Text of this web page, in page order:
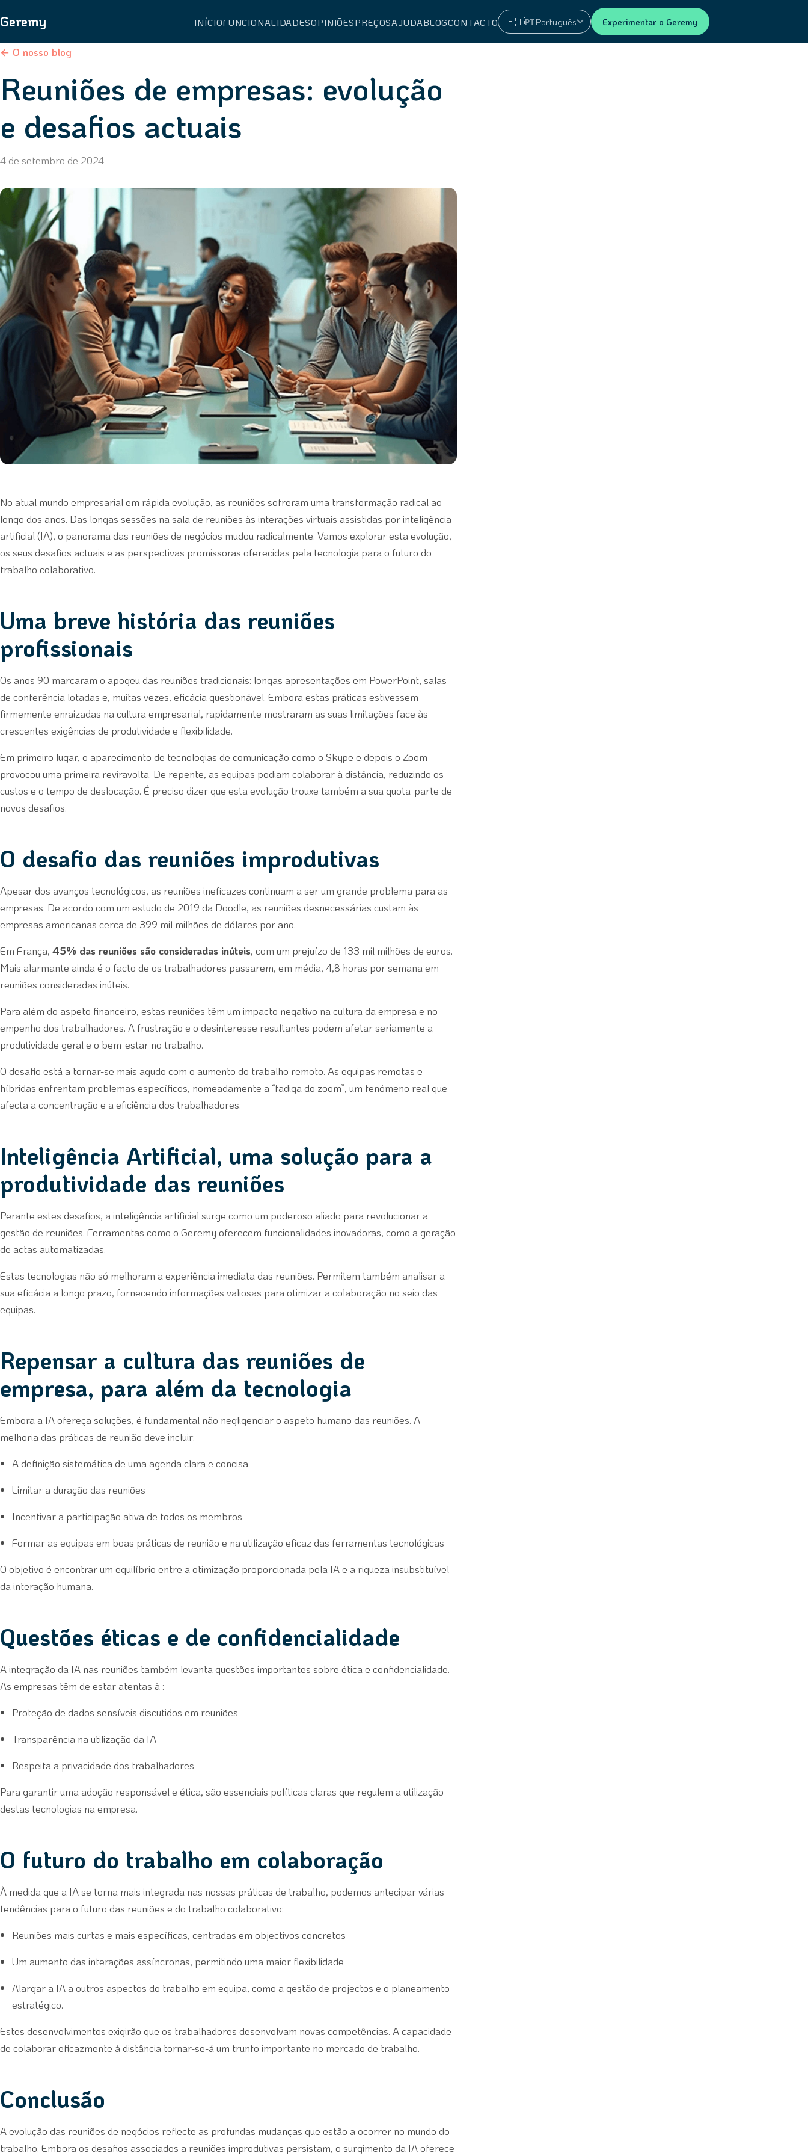
Geremy INÍCIOFUNCIONALIDADESOPINIÕESPREÇOSAJUDABLOGCONTACTO 🇵🇹PTPortuguês Experimentar o Geremy
← O nosso blog
Reuniões de empresas: evolução
e desafios actuais
4 de setembro de 2024
No atual mundo empresarial em rápida evolução, as reuniões sofreram uma transformação radical ao
longo dos anos. Das longas sessões na sala de reuniões às interações virtuais assistidas por inteligência
artificial (IA), o panorama das reuniões de negócios mudou radicalmente. Vamos explorar esta evolução,
os seus desafios actuais e as perspectivas promissoras oferecidas pela tecnologia para o futuro do
trabalho colaborativo.
Uma breve história das reuniões
profissionais
Os anos 90 marcaram o apogeu das reuniões tradicionais: longas apresentações em PowerPoint, salas
de conferência lotadas e, muitas vezes, eficácia questionável. Embora estas práticas estivessem
firmemente enraizadas na cultura empresarial, rapidamente mostraram as suas limitações face às
crescentes exigências de produtividade e flexibilidade.
Em primeiro lugar, o aparecimento de tecnologias de comunicação como o Skype e depois o Zoom
provocou uma primeira reviravolta. De repente, as equipas podiam colaborar à distância, reduzindo os
custos e o tempo de deslocação. É preciso dizer que esta evolução trouxe também a sua quota-parte de
novos desafios.
O desafio das reuniões improdutivas
Apesar dos avanços tecnológicos, as reuniões ineficazes continuam a ser um grande problema para as
empresas. De acordo com um estudo de 2019 da Doodle, as reuniões desnecessárias custam às
empresas americanas cerca de 399 mil milhões de dólares por ano.
Em França, 45% das reuniões são consideradas inúteis, com um prejuízo de 133 mil milhões de euros.
Mais alarmante ainda é o facto de os trabalhadores passarem, em média, 4,8 horas por semana em
reuniões consideradas inúteis.
Para além do aspeto financeiro, estas reuniões têm um impacto negativo na cultura da empresa e no
empenho dos trabalhadores. A frustração e o desinteresse resultantes podem afetar seriamente a
produtividade geral e o bem-estar no trabalho.
O desafio está a tornar-se mais agudo com o aumento do trabalho remoto. As equipas remotas e
híbridas enfrentam problemas específicos, nomeadamente a “fadiga do zoom”, um fenómeno real que
afecta a concentração e a eficiência dos trabalhadores.
Inteligência Artificial, uma solução para a
produtividade das reuniões
Perante estes desafios, a inteligência artificial surge como um poderoso aliado para revolucionar a
gestão de reuniões. Ferramentas como o Geremy oferecem funcionalidades inovadoras, como a geração
de actas automatizadas.
Estas tecnologias não só melhoram a experiência imediata das reuniões. Permitem também analisar a
sua eficácia a longo prazo, fornecendo informações valiosas para otimizar a colaboração no seio das
equipas.
Repensar a cultura das reuniões de
empresa, para além da tecnologia
Embora a IA ofereça soluções, é fundamental não negligenciar o aspeto humano das reuniões. A
melhoria das práticas de reunião deve incluir:
A definição sistemática de uma agenda clara e concisa
Limitar a duração das reuniões
Incentivar a participação ativa de todos os membros
Formar as equipas em boas práticas de reunião e na utilização eficaz das ferramentas tecnológicas
O objetivo é encontrar um equilíbrio entre a otimização proporcionada pela IA e a riqueza insubstituível
da interação humana.
Questões éticas e de confidencialidade
A integração da IA nas reuniões também levanta questões importantes sobre ética e confidencialidade.
As empresas têm de estar atentas à :
Proteção de dados sensíveis discutidos em reuniões
Transparência na utilização da IA
Respeita a privacidade dos trabalhadores
Para garantir uma adoção responsável e ética, são essenciais políticas claras que regulem a utilização
destas tecnologias na empresa.
O futuro do trabalho em colaboração
À medida que a IA se torna mais integrada nas nossas práticas de trabalho, podemos antecipar várias
tendências para o futuro das reuniões e do trabalho colaborativo:
Reuniões mais curtas e mais específicas, centradas em objectivos concretos
Um aumento das interações assíncronas, permitindo uma maior flexibilidade
Alargar a IA a outros aspectos do trabalho em equipa, como a gestão de projectos e o planeamento
estratégico.
Estes desenvolvimentos exigirão que os trabalhadores desenvolvam novas competências. A capacidade
de colaborar eficazmente à distância tornar-se-á um trunfo importante no mercado de trabalho.
Conclusão
A evolução das reuniões de negócios reflecte as profundas mudanças que estão a ocorrer no mundo do
trabalho. Embora os desafios associados a reuniões improdutivas persistam, o surgimento da IA oferece